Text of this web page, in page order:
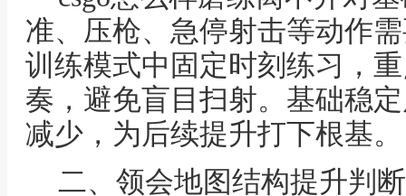
准、压枪、急停射击等动作
训练模式中固定时刻练习，
奏，避免盲目扫射。基础稳
减少，为后续提升打下根基。
二、领会地图结构提升判